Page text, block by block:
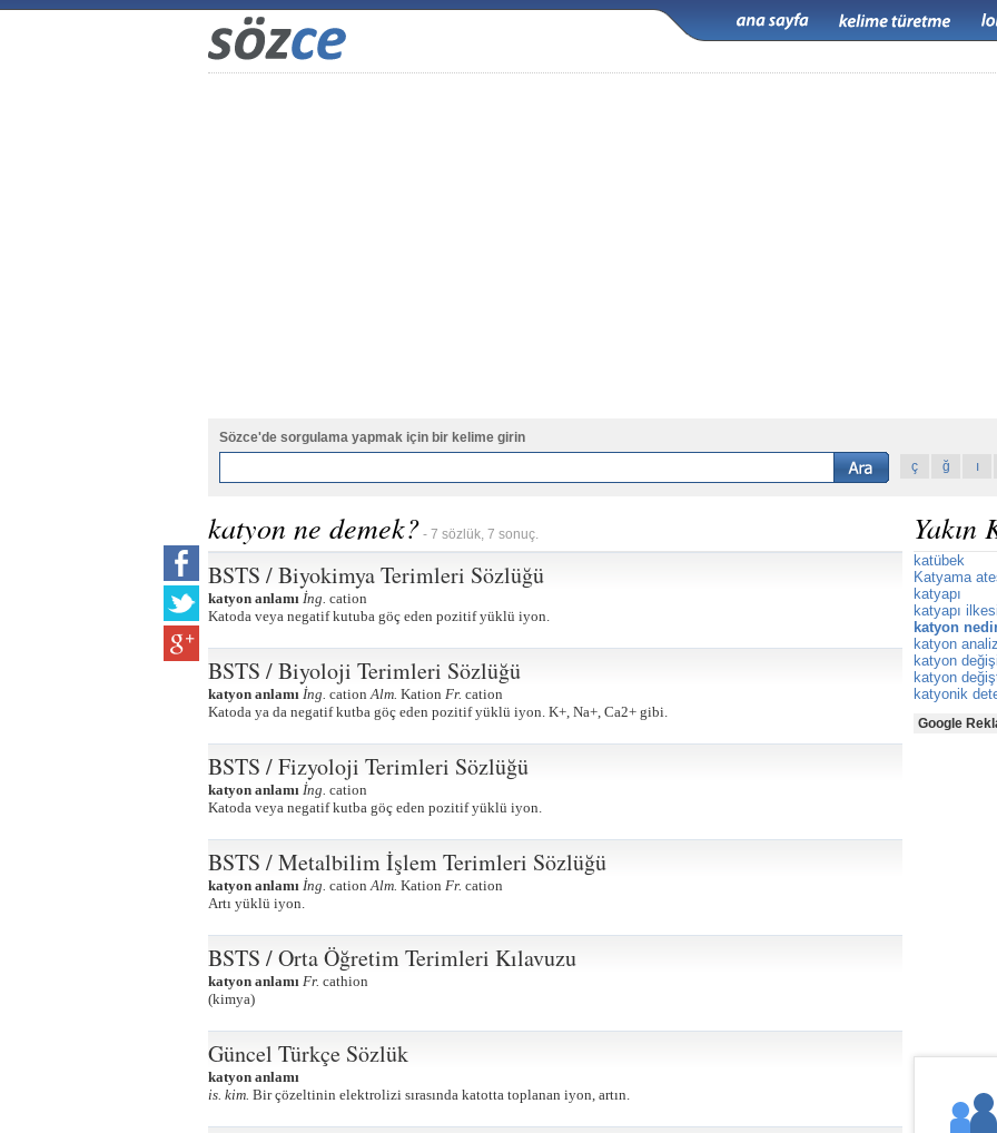
Sözce'de sorgulama yapmak için bir kelime girin
ç
ğ ı
katyon ne demek? - 7 sözlük, 7 sonuç.
BSTS / Biyokimya Terimleri Sözlüğü
katyon anlamı İng. cation
Katoda veya negatif kutuba göç eden pozitif yüklü iyon.
BSTS / Biyoloji Terimleri Sözlüğü
katyon anlamı İng. cationAlm. Kation Fr. cation
Katoda ya da negatif kutba göç eden pozitif yüklü iyon. K+, Na+, Ca2+ gibi.
BSTS / Fizyoloji Terimleri Sözlüğü
katyon anlamı İng. cation
Katoda veya negatif kutba göç eden pozitif yüklü iyon.
BSTS / Metalbilim İşlem Terimleri Sözlüğü
katyon anlamı İng. cationAlm. Kation Fr. cation
Artı yüklü iyon.
BSTS / Orta Öğretim Terimleri Kılavuzu
katyon anlamı Fr. cathion
(kimya)
Güncel Türkçe Sözlük
katyon anlamı
is. kim. Bir çözeltinin elektrolizi sırasında katotta toplanan iyon, artın.
Yakın
katübek
Katyama
katyapı
katyapı ilkesi
katyon
katyon
katyon
katyon
katyonik
Google